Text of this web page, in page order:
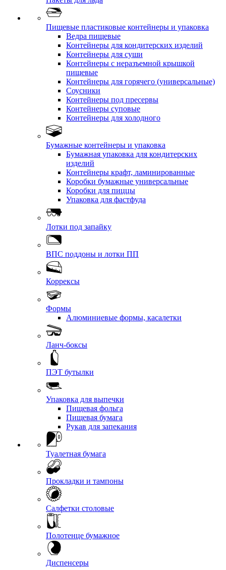
Пищевые пластиковые контейнеры и упаковка
Ведра пищевые
Контейнеры для кондитерских изделий
Контейнеры для суши
Контейнеры с неразъемной крышкой
пищевые
Контейнеры для горячего (универсальные)
Соусники
Контейнеры под пресервы
Контейнеры суповые
Контейнеры для холодного
Бумажные контейнеры и упаковка
Бумажная упаковка для кондитерских
изделий
Контейнеры крафт, ламинированные
Коробки бумажные универсальные
Коробки для пиццы
Упаковка для фастфуда
Лотки под запайку
ВПС поддоны и лотки ПП
Коррексы
Формы
Алюминиевые формы, касалетки
Ланч-боксы
ПЭТ бутылки
Упаковка для выпечки
Пищевая фольга
Пищевая бумага
Рукав для запекания
Туалетная бумага
Прокладки и тампоны
Салфетки столовые
Полотенце бумажное
Диспенсеры